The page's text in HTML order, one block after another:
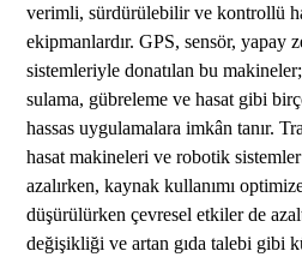
verimli, sürdürülebilir ve kontrollü
ekipmanlardır. GPS, sensör, yapay
sistemleriyle donatılan bu
sulama, gübreleme ve hasat gibi
hassas uygulamalara imkân tanır.
hasat makineleri ve robotik
azalırken, kaynak kullanımı
düşürülürken çevresel etkiler de
değişikliği ve artan gıda talebi gibi